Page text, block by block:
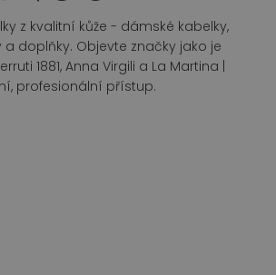
z kvalitní kůže - dámské kabelky,
a doplňky. Objevte značky jako je
1881, Anna Virgili a La Martina |
profesionální přístup.